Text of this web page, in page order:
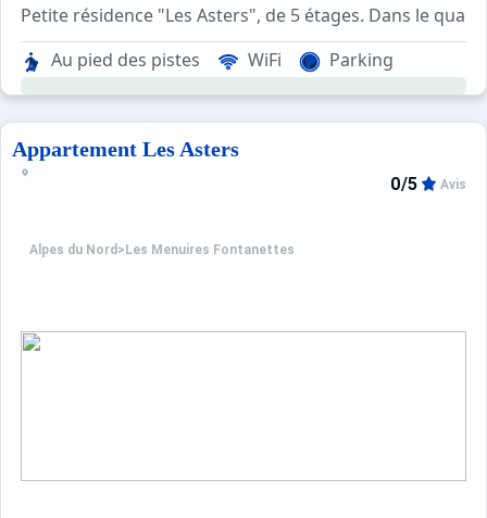
Petite résidence "Les Asters", de 5 étages. Dans le
Au pied des pistes
WiFi Parking
Appartement Les Asters
Alpes du Nord > Les Menuires Fontanettes
0/5 Avis